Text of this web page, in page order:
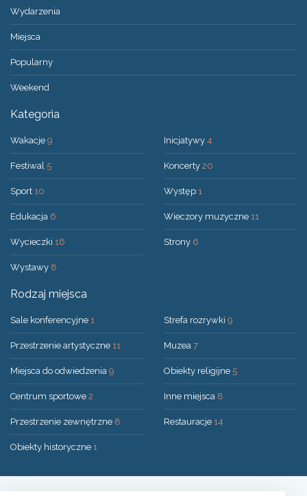
Wydarzenia
Miejsca
Popularny
Weekend
Kategoria
Wakacje 9
Festiwal 5
Sport 10
Edukacja 6
Wycieczki 16
Wystawy 8
Inicjatywy 4
Koncerty 20
Występ 1
Wieczory muzyczne 11
Strony 6
Rodzaj miejsca
Sale konferencyjne 1
Przestrzenie artystyczne 11
Miejsca do odwiedzenia 9
Centrum sportowe 2
Przestrzenie zewnętrzne 8
Obiekty historyczne 1
Strefa rozrywki 9
Muzea 7
Obiekty religijne 5
Inne miejsca 8
Restauracje 14